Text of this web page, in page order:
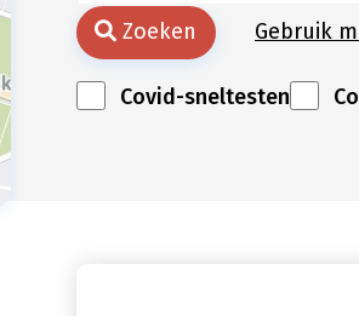
Zoeken Gebruik
Covid-sneltesten